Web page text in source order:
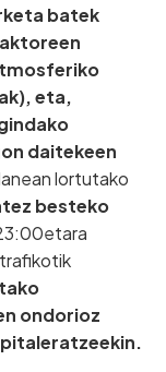
batek
eta,
daitekeen
lortutako
besteko
ondorioz